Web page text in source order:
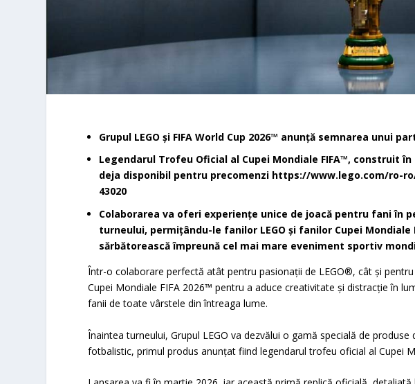
Grupul LEGO și FIFA World Cup 2026™ anunță semnarea unui
Legendarul Trofeu Oficial al Cupei Mondiale FIFA™, construit în
deja disponibil pentru precomenzi https://www.lego.com/ro-
43020
Colaborarea va oferi experiențe unice de joacă pentru fani în
turneului, permițându-le fanilor LEGO și fanilor Cupei Mondiale
sărbătorească împreună cel mai mare eveniment sportiv
Într-o colaborare perfectă atât pentru pasionații de LEGO®, cât și
Cupei Mondiale FIFA 2026™ pentru a aduce creativitate și distracție în
fanii de toate vârstele din întreaga lume.
Înaintea turneului, Grupul LEGO va dezvălui o gamă specială de
fotbalistic, primul produs anunțat fiind legendarul trofeu oficial al Cupei